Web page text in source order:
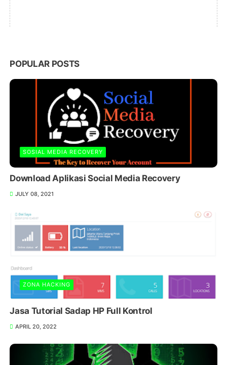
POPULAR POSTS
SOSIAL MEDIA RECOVERY
Download Aplikasi Social Media Recovery
JULY 08, 2021
ZONA HACKING
Jasa Tutorial Sadap HP Full Kontrol
APRIL 20, 2022